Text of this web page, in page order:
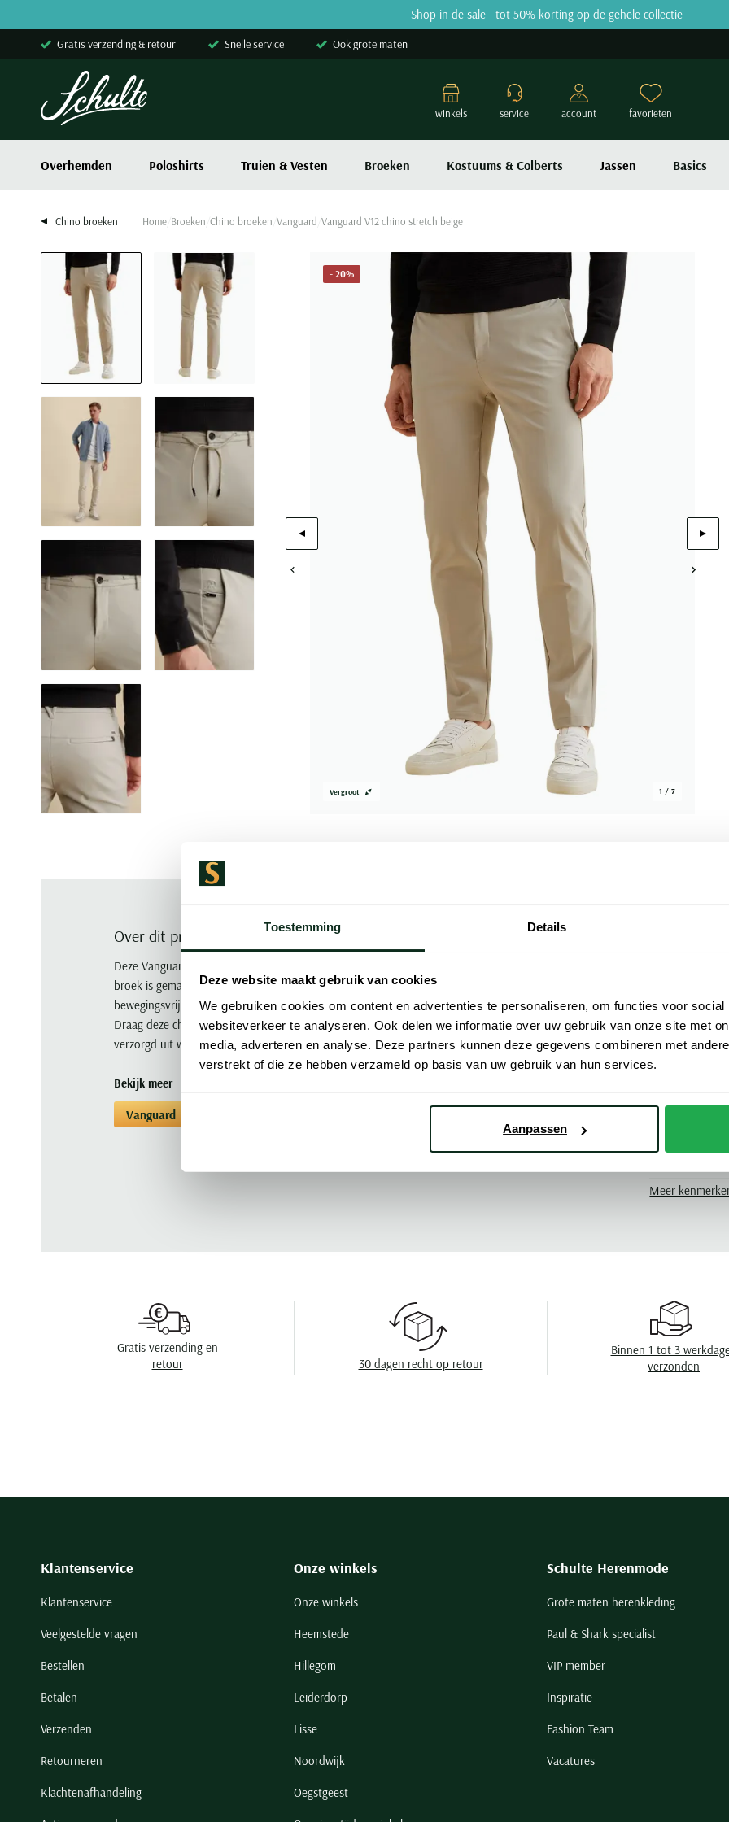
Toestemming Details
Deze website maakt gebruik van cookies
We gebruiken cookies om content en advertenties te personaliseren, om functies voor social
websiteverkeer te analyseren. Ook delen we informatie over uw gebruik van onze site met
media, adverteren en analyse. Deze partners kunnen deze gegevens combineren met
verstrekt of die ze hebben verzameld op basis van uw gebruik van hun services.
Aanpassen
Shop in de sale - tot 50% korting op de gehele collectie
Gratis verzending & retour Snelle service Ook grote maten
Overhemden Poloshirts Truien & Vesten Broeken Kostuums & Colberts Jassen Basics
winkels service account favorieten
Chino broeken Home Broeken Chino broeken Vanguard Vanguard V12 chino stretch beige
Vergroot 1 / 7
- 20%
Over dit product
Deze Vanguard V12 pantalon chino is beige, heeft een slim fit en is effen uitgevoerd. Deze
broek is gemaakt van 90% nylon en 10% elastaan en heeft stretch voor extra
bewegingsvrijheid. De fijne stof houdt het geheel licht en geschikt voor het zomerseizoen.
Draag deze chino op een doordeweekse werkdag of tijdens een etentje wanneer je er
verzorgd uit wilt zien zonder in te leveren op comfort.
Bekijk meer
Vanguard
Merk
Lijn
Leveranciers
Eigenschappen
Meer
Gratis verzending en
retour
30 dagen recht op retour
Binnen 1 tot 3
verzonden
Klantenservice
Klantenservice
Veelgestelde vragen
Bestellen
Betalen
Verzenden
Retourneren
Klachtenafhandeling
Onze winkels
Onze winkels
Heemstede
Hillegom
Leiderdorp
Lisse
Noordwijk
Oegstgeest
Schulte Herenmode
Grote maten herenkleding
Paul & Shark specialist
VIP member
Inspiratie
Fashion Team
Vacatures